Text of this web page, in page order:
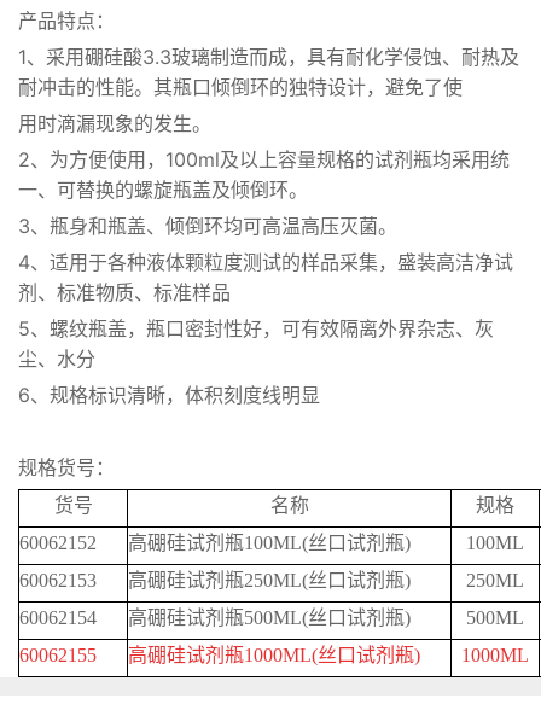
产品特点：
1、采用硼硅酸3.3玻璃制造而成，具有耐化学侵蚀、耐热及
耐冲击的性能。其瓶口倾倒环的独特设计，避免了使
用时滴漏现象的发生。
2、为方便使用， 100ml及以上容量规格的试剂瓶均采用统
一、可替换的螺旋瓶盖及倾倒环。
3、瓶身和瓶盖、倾倒环均可高温高压灭菌。
4、适用于各种液体颗粒度测试的样品采集，盛装高洁净试
剂、标准物质、标准样品
5、螺纹瓶盖，瓶口密封性好，可有效隔离外界杂志、灰
尘、水分
6、规格标识清晰，体积刻度线明显
规格货号：
货号 名称
规格
60062152
高硼硅试剂瓶100ML(丝口试剂瓶)
100ML
60062153
高硼硅试剂瓶250ML(丝口试剂瓶)
250ML
60062154
高硼硅试剂瓶500ML(丝口试剂瓶)
500ML
60062155
高硼硅试剂瓶1000ML(丝口试剂瓶) 1000ML